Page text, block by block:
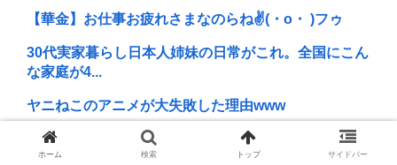
【華金】お仕事お疲れさまなのらね✌(・o・ )フゥ
30代実家暮らし日本人姉妹の日常がこれ。全国にこん
な家庭が4...
ヤニねこのアニメが大失敗した理由www
欧州サッカーの順位、固定化してもう覆すことができ
ない
ホーム 検索 トップ サイドバー